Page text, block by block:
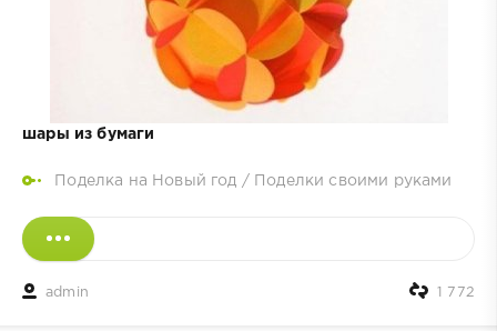
шары из бумаги
Поделка на Новый год / Поделки своими руками
admin 1 772